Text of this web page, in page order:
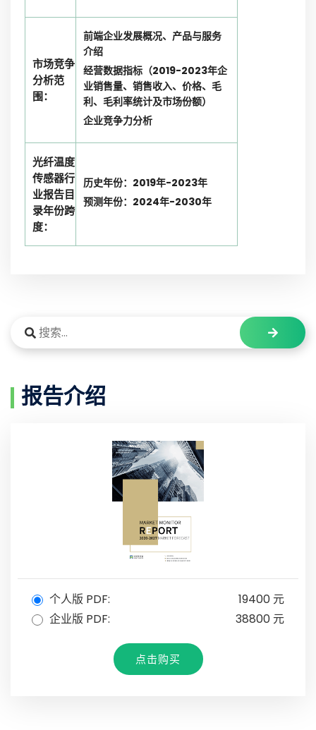
市场竞争
分析范
围：
前端企业发展概况、产品与服务
介绍
经营数据指标（2019-2023年企
业销售量、销售收入、价格、毛
利、毛利率统计及市场份额）
企业竞争力分析
光纤温度
传感器行
业报告目
录年份跨
度：
历史年份：2019年-2023年
预测年份：2024年-2030年
报告介绍
个人版 PDF:
19400 元
企业版 PDF:
38800 元
点击购买